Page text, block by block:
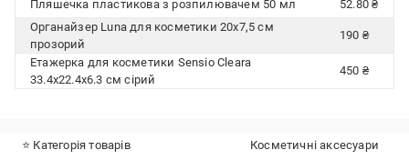
Пляшечка пластикова з розпилювачем 50 мл
52.80 ₴
Органайзер Luna для косметики 20х7,5 см
прозорий
190 ₴
Етажерка для косметики Sensio Cleara
33.4x22.4x6.3 см сірий
450 ₴
⭐ Категорія товарів Косметичні аксесуари